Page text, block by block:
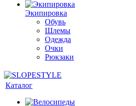
Экипировка
Обувь
Шлемы
Одежда
Очки
Рюкзаки
Каталог